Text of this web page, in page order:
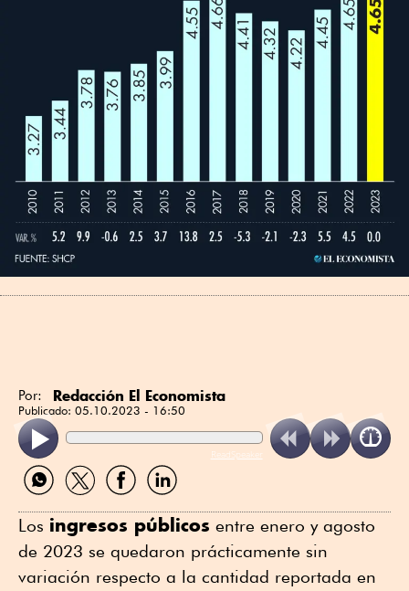
Por: Redacción El Economista
Publicado: 05.10.2023 - 16:50
ReadSpeaker
Compartir
por
Compartir
por
Compartir
por
Compartir
por
Los ingresos públicos entre enero y agosto
de 2023 se quedaron prácticamente sin
variación respecto a la cantidad reportada en